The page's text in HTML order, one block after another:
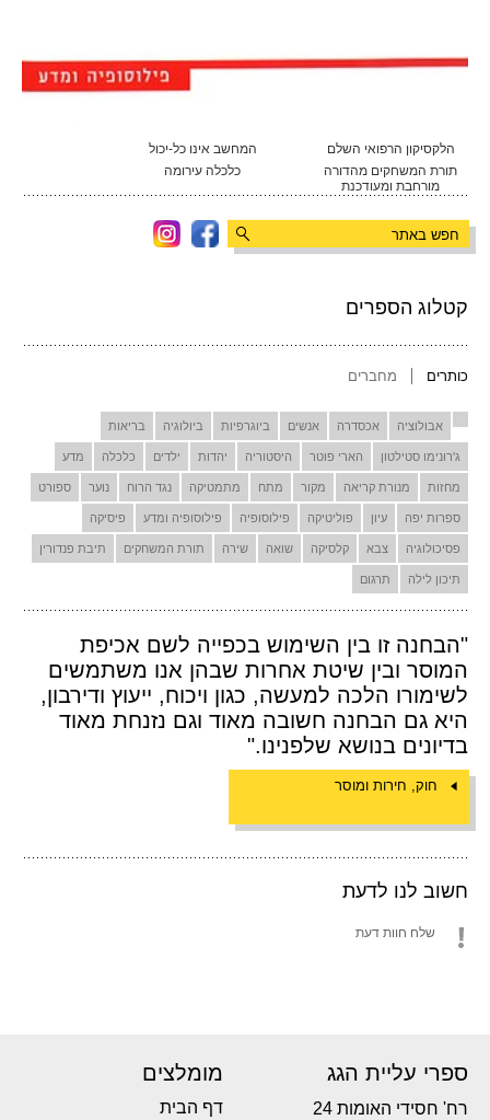
קטלוג הספרים
כותרים מחברים
אבולוציה אכסדרה אנשים ביוגרפיות ביולוגיה בריאות
ג'רונימו סטילטון הארי פוטר היסטוריה יהדות ילדים כלכלה מדע
מחזות מנורת קריאה מקור מתח מתמטיקה נגד הרוח נוער ספורט
ספרות יפה עיון פוליטיקה פילוסופיה פילוסופיה ומדע פיסיקה
פסיכולוגיה צבא קלסיקה שואה שירה תורת המשחקים תיבת פנדורין
תיכון לילה תרגום
"הבחנה זו בין השימוש בכפייה לשם אכיפת
המוסר ובין שיטת אחרות שבהן אנו משתמשים
לשימורו הלכה למעשה, כגון ויכוח, ייעוץ ודירבון,
היא גם הבחנה חשובה מאוד וגם נזנחת מאוד
בדיונים בנושא שלפנינו."
חוק, חירות ומוסר
חשוב לנו לדעת
שלח חוות דעת
הלקסיקון הרפואי השלם
המחשב אינו כל-יכול
תורת המשחקים מהדורה
מורחבת ומעודכנת
כלכלה עירומה
ספרי עליית הגג
רח' חסידי האומות 24
מומלצים
דף הבית